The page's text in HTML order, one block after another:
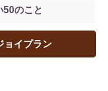
50のこと
ョイプラン